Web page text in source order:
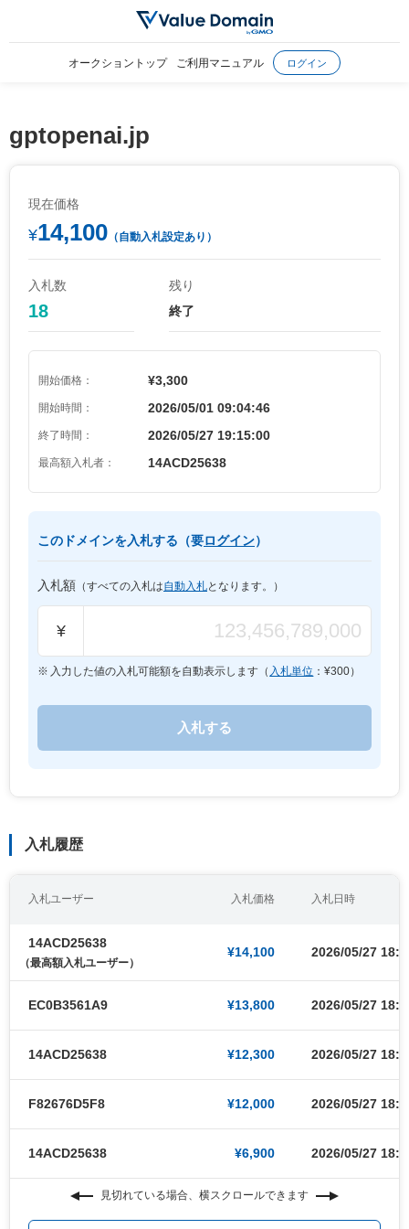
オークショントップ ご利用マニュアル ログイン
gptopenai.jp
現在価格
¥14,100 （自動入札設定あり）
入札数
18
残り
終了
開始価格： ¥3,300
開始時間： 2026/05/01 09:04:46
終了時間： 2026/05/27 19:15:00
最高額入札者： 14ACD25638
このドメインを入札する（要ログイン）
入札額 （すべての入札は自動入札となります。）
¥
入力した値の入札可能額を自動表示します（ 入札単位 ：¥300）
入札履歴
入札ユーザー 入札価格 入札日時
14ACD25638
（最高額入札ユーザー）
¥14,100 2026/05/27
EC0B3561A9 ¥13,800 2026/05/27
14ACD25638 ¥12,300 2026/05/27
F82676D5F8 ¥12,000 2026/05/27
14ACD25638 ¥6,900 2026/05/27
見切れている場合、横スクロールできます